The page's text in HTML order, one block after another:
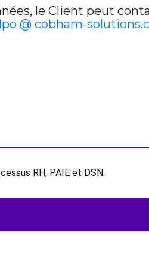
le Client peut
@ cobham-
RH, PAIE et DSN.